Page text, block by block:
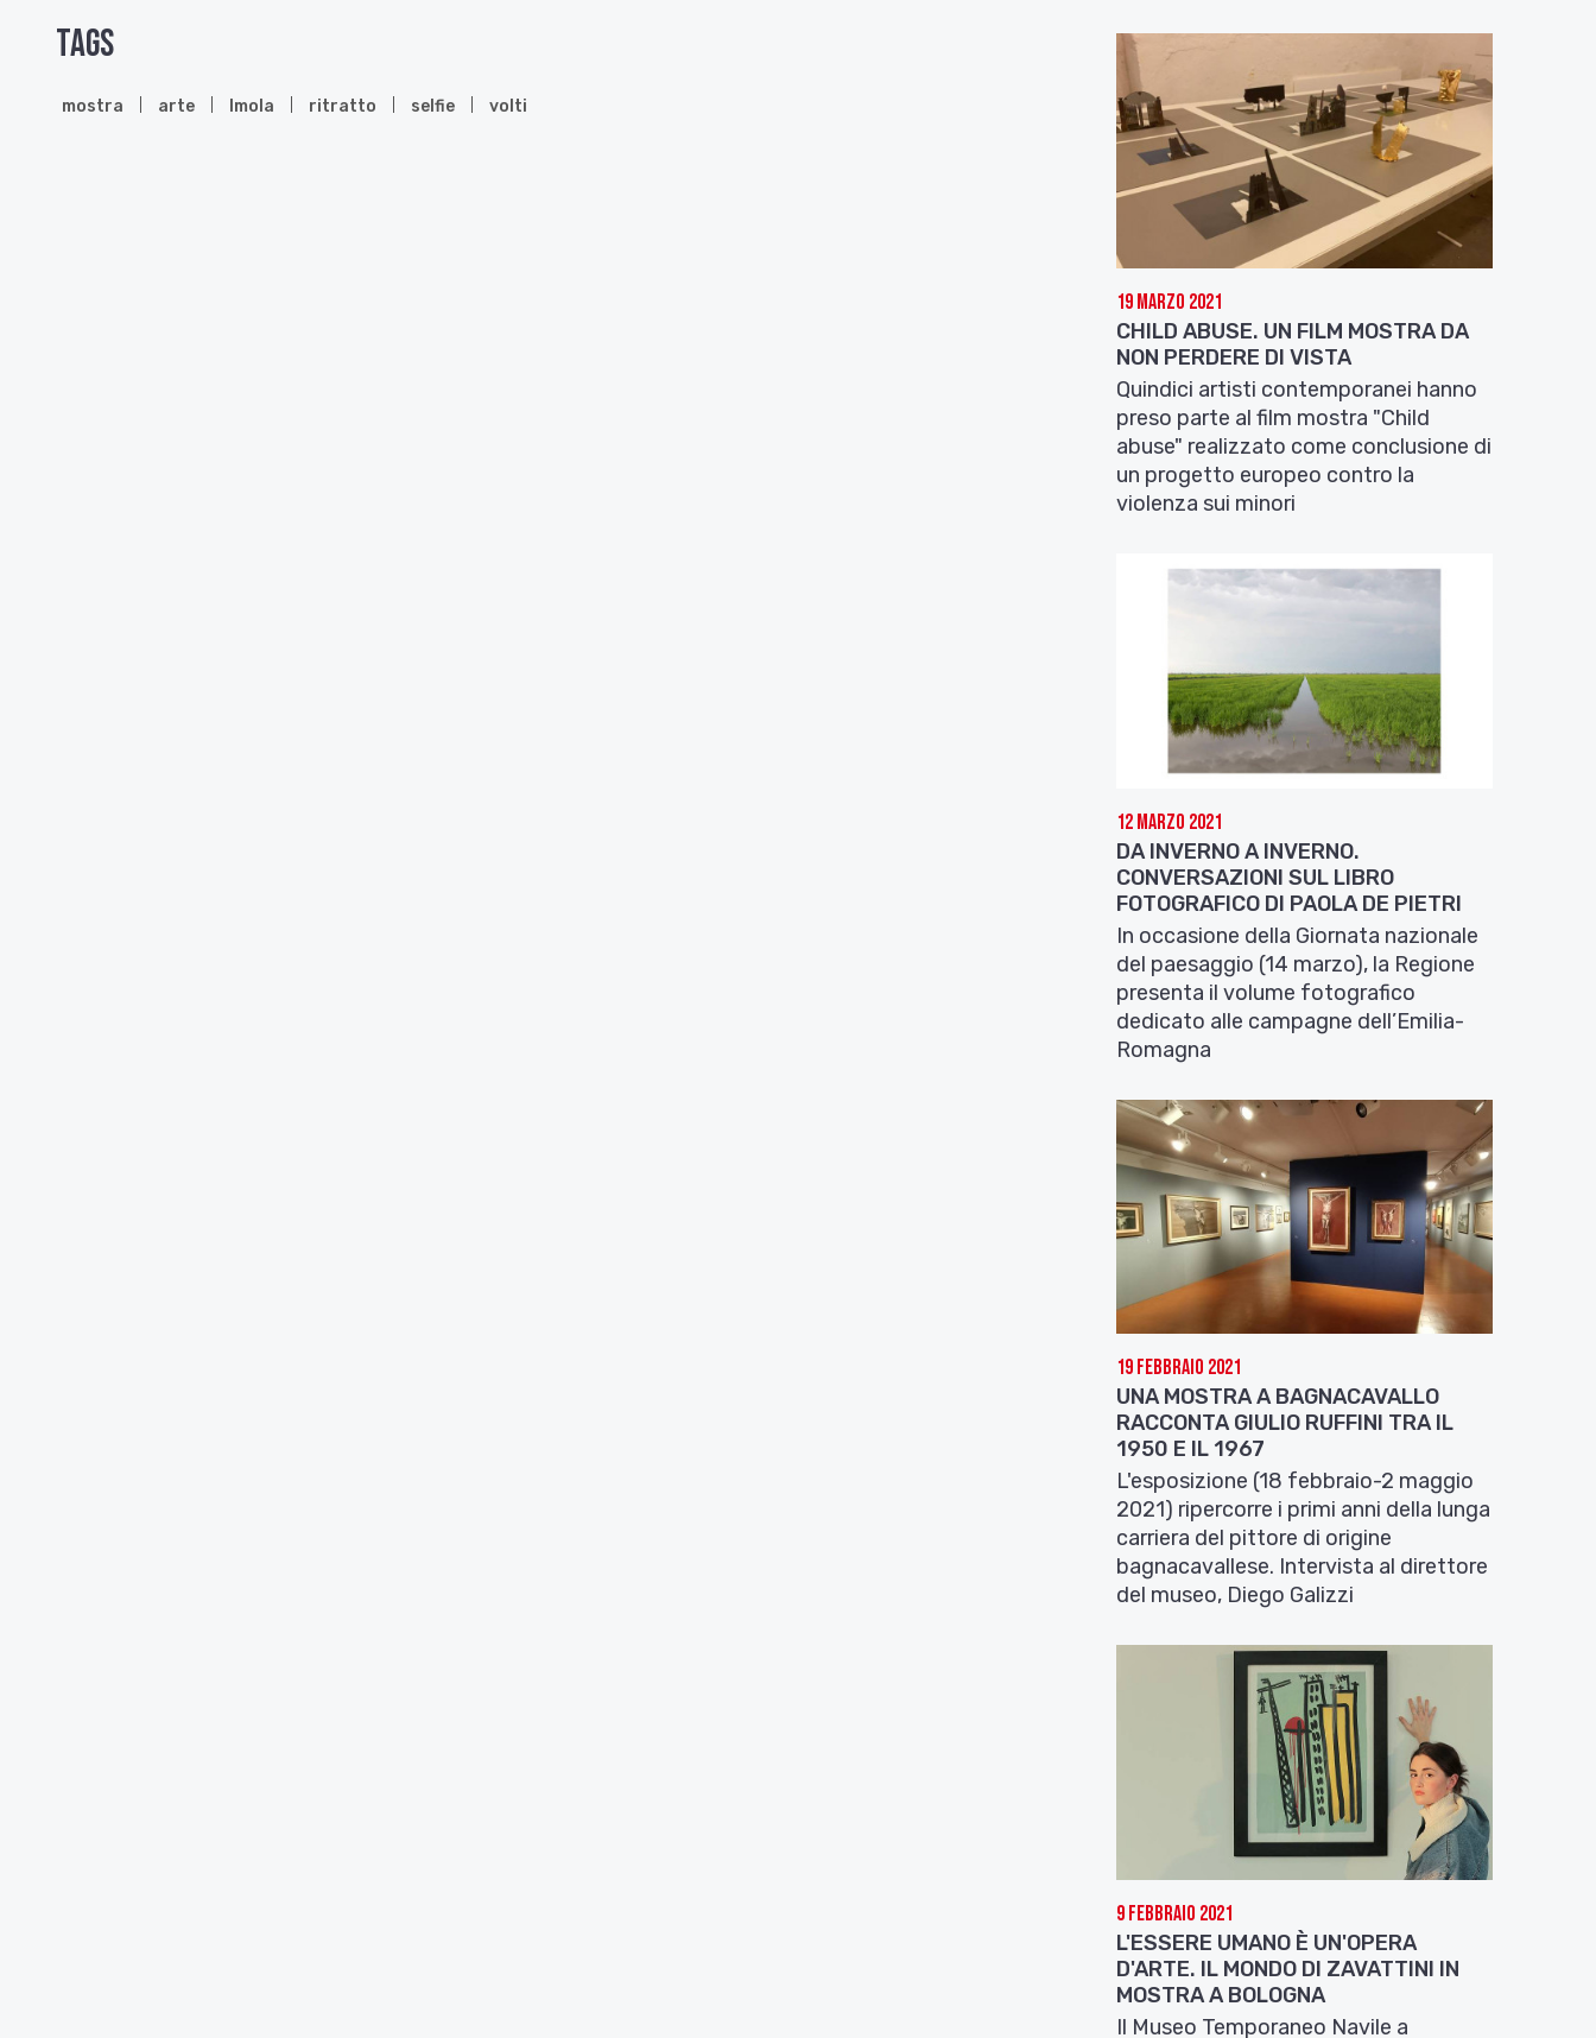
Tags
mostra arte Imola ritratto selfie volti
19 Marzo 2021
CHILD ABUSE. UN FILM MOSTRA DA
NON PERDERE DI VISTA
Quindici artisti contemporanei hanno
preso parte al film mostra "Child
abuse" realizzato come conclusione di
un progetto europeo contro la
violenza sui minori
12 Marzo 2021
DA INVERNO A INVERNO.
CONVERSAZIONI SUL LIBRO
FOTOGRAFICO DI PAOLA DE PIETRI
In occasione della Giornata nazionale
del paesaggio (14 marzo), la Regione
presenta il volume fotografico
dedicato alle campagne dell’Emilia-
Romagna
19 Febbraio 2021
UNA MOSTRA A BAGNACAVALLO
RACCONTA GIULIO RUFFINI TRA IL
1950 E IL 1967
L'esposizione (18 febbraio-2 maggio
2021) ripercorre i primi anni della lunga
carriera del pittore di origine
bagnacavallese. Intervista al direttore
del museo, Diego Galizzi
9 Febbraio 2021
L'ESSERE UMANO È UN'OPERA
D'ARTE. IL MONDO DI ZAVATTINI IN
MOSTRA A BOLOGNA
Il Museo Temporaneo Navile a